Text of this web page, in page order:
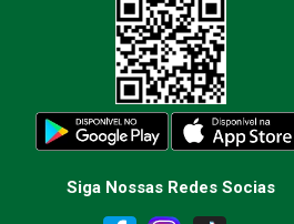
Siga Nossas Redes Socias